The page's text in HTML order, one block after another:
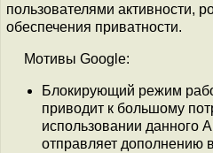
пользователями активности,
обеспечения приватности.
Мотивы Google:
Блокирующий режим
приводит к большому
использовании данного
отправляет дополнению